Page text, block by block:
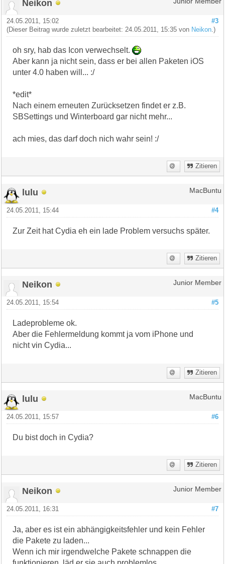
Neikon
#3
24.05.2011, 15:02
(Dieser Beitrag wurde zuletzt bearbeitet: 24.05.2011, 15:35 von Neikon .)
oh sry, hab das Icon verwechselt.
Aber kann ja nicht sein, dass er bei allen Paketen iOS
unter 4.0 haben will... :/
*edit*
Nach einem erneuten Zurücksetzen findet er z.B.
SBSettings und Winterboard gar nicht mehr...
ach mies, das darf doch nich wahr sein! :/
Zitieren
lulu MacBuntu
#4
24.05.2011, 15:44
Zur Zeit hat Cydia eh ein lade Problem versuchs später.
Zitieren
Neikon Junior Member
#5
24.05.2011, 15:54
Ladeprobleme ok.
Aber die Fehlermeldung kommt ja vom iPhone und
nicht vin Cydia...
Zitieren
lulu MacBuntu
#6
24.05.2011, 15:57
Du bist doch in Cydia?
Zitieren
Neikon Junior Member
#7
24.05.2011, 16:31
Ja, aber es ist ein abhängigkeitsfehler und kein Fehler
die Pakete zu laden...
Wenn ich mir irgendwelche Pakete schnappen die